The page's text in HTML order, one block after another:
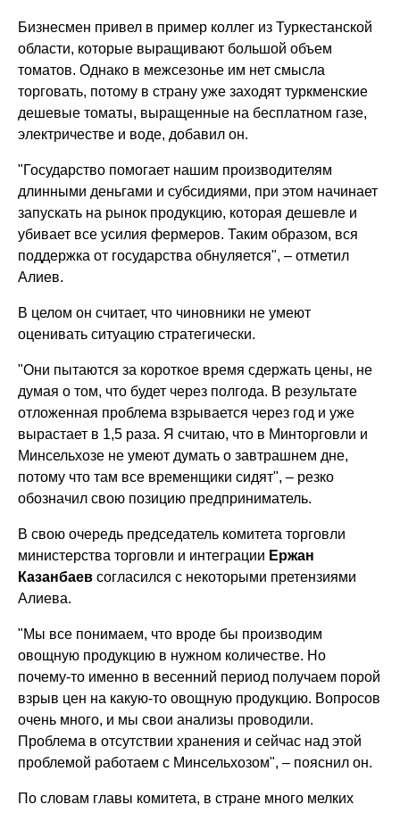
Бизнесмен привел в пример коллег из Туркестанской
области, которые выращивают большой объем
томатов. Однако в межсезонье им нет смысла
торговать, потому в страну уже заходят туркменские
дешевые томаты, выращенные на бесплатном газе,
электричестве и воде, добавил он.
"Государство помогает нашим производителям
длинными деньгами и субсидиями, при этом начинает
запускать на рынок продукцию, которая дешевле и
убивает все усилия фермеров. Таким образом, вся
поддержка от государства обнуляется", – отметил
Алиев.
В целом он считает, что чиновники не умеют
оценивать ситуацию стратегически.
"Они пытаются за короткое время сдержать цены, не
думая о том, что будет через полгода. В результате
отложенная проблема взрывается через год и уже
вырастает в 1,5 раза. Я считаю, что в Минторговли и
Минсельхозе не умеют думать о завтрашнем дне,
потому что там все временщики сидят", – резко
обозначил свою позицию предприниматель.
В свою очередь председатель комитета торговли
министерства торговли и интеграции Ержан
Казанбаев согласился с некоторыми претензиями
Алиева.
"Мы все понимаем, что вроде бы производим
овощную продукцию в нужном количестве. Но
почему-то именно в весенний период получаем порой
взрыв цен на какую-то овощную продукцию. Вопросов
очень много, и мы свои анализы проводили.
Проблема в отсутствии хранения и сейчас над этой
проблемой работаем с Минсельхозом", – пояснил он.
По словам главы комитета, в стране много мелких